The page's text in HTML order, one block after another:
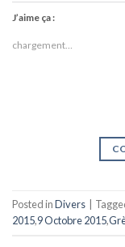
J’aime ça :
chargement…
Posted inDivers
2015,9 Octobre 2015,